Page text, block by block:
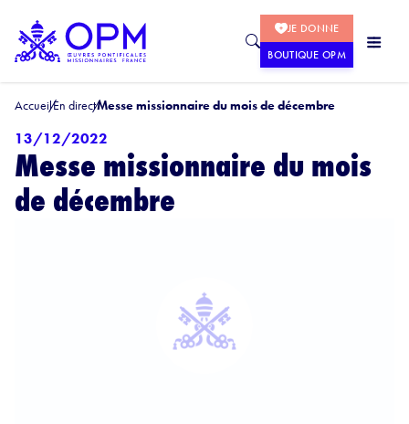
JE DONNE
BOUTIQUE OPM
AccueilEn directMesse missionnaire du mois de décembre
13/12/2022
Messe missionnaire du mois
de décembre